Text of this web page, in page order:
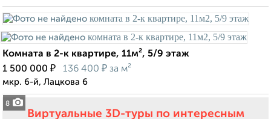
8
Комната в 2-к квартире, 11м², 5/9 этаж
1 500 000 ₽ 136 400 ₽ за м²
мкр. 6-й, Лацкова 6
Виртуальные 3D-туры по интересным